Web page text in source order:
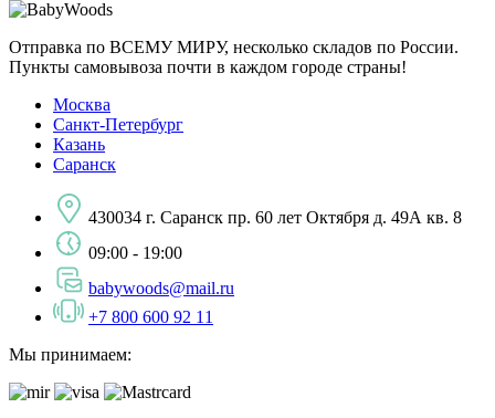
Отправка по ВСЕМУ МИРУ, несколько складов по России.
Пункты самовывоза почти в каждом городе страны!
Москва
Санкт-Петербург
Казань
Саранск
430034 г. Саранск пр. 60 лет Октября д. 49А кв. 8
09:00 - 19:00
babywoods@mail.ru
+7 800 600 92 11
Мы принимаем: